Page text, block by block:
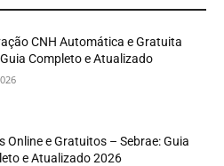
CNH Automática e Gratuita
Completo e Atualizado
Online e Gratuitos – Sebrae: Guia
e Atualizado 2026